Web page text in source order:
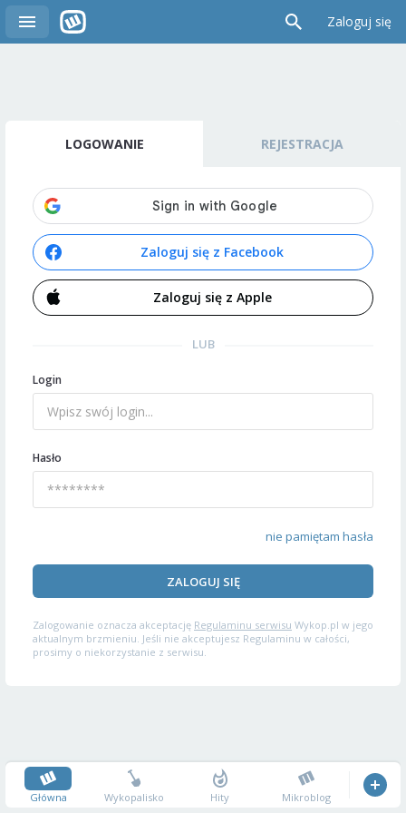
Zaloguj się
LOGOWANIE REJESTRACJA
Zaloguj się z Facebook
Zaloguj się z Apple
LUB
Login
Hasło
nie pamiętam hasła
ZALOGUJ SIĘ
Zalogowanie oznacza akceptację Regulaminu serwisu Wykop.pl w jego
aktualnym brzmieniu. Jeśli nie akceptujesz Regulaminu w całości,
prosimy o niekorzystanie z serwisu.
Główna Wykopalisko Hity Mikroblog